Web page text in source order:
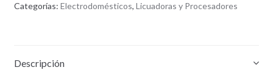
Categorías: Electrodomésticos, Licuadoras y Procesadores
Descripción